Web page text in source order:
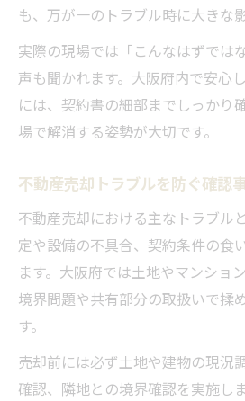
も、万が一のトラブル時に大きな
実際の現場では「こんなはずでは
声も聞かれます。大阪府内で安心
には、契約書の細部までしっかり
場で解消する姿勢が大切です。
不動産売却トラブルを防ぐ確認
不動産売却における主なトラブル
定や設備の不具合、契約条件の食
ます。大阪府では土地やマンショ
境界問題や共有部分の取扱いで揉
す。
売却前には必ず土地や建物の現況
確認、隣地との境界確認を実施し